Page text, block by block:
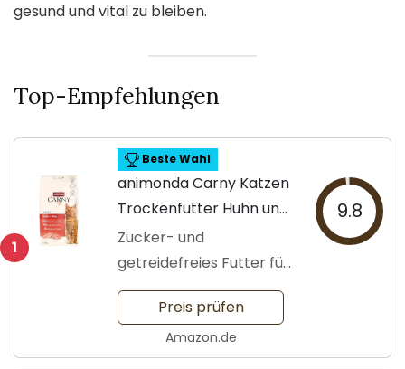
gesund und vital zu bleiben.
Top-Empfehlungen
1
Beste Wahl
animonda Carny Katzen
Trockenfutter Huhn und
Rind
Zucker- und
getreidefreies Futter für
Katzen
9.8
Preis prüfen
Amazon.de